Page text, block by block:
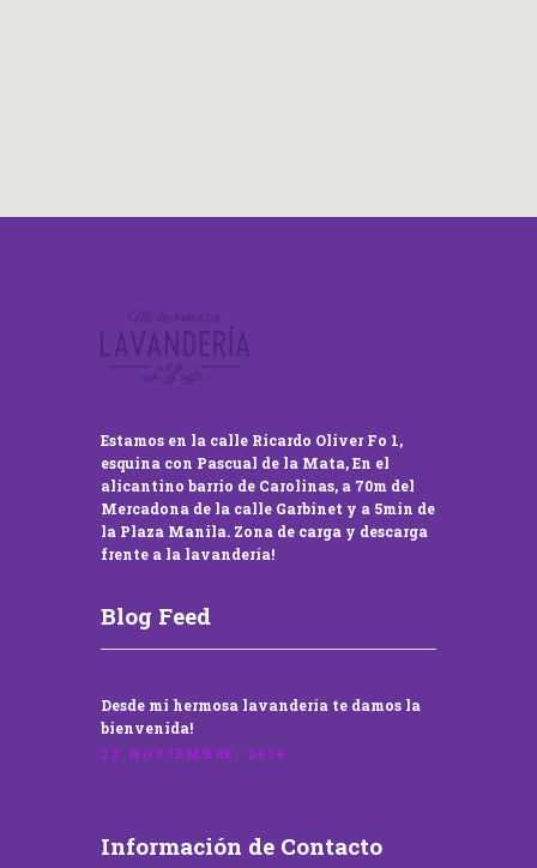
Estamos en la calle Ricardo Oliver Fo 1,
esquina con Pascual de la Mata, En el
alicantino barrio de Carolinas, a 70m del
Mercadona de la calle Garbinet y a 5min de
la Plaza Manila. Zona de carga y descarga
frente a la lavandería!
Blog Feed
Desde mi hermosa lavandería te damos la
bienvenida!
22 NOVIEMBRE, 2016
Información de Contacto